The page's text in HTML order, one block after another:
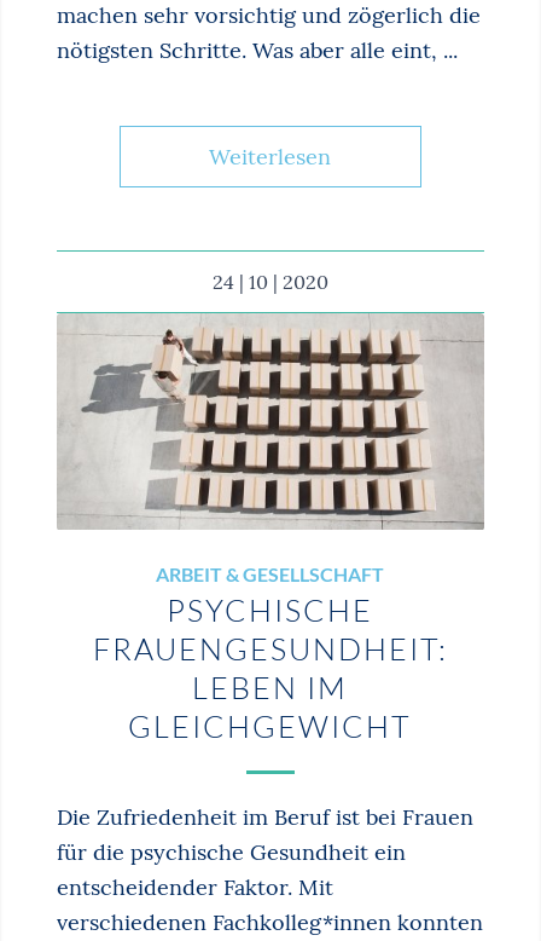
machen sehr vorsichtig und zögerlich die
nötigsten Schritte. Was aber alle eint, ...
Weiterlesen
24 | 10 | 2020
ARBEIT & GESELLSCHAFT
PSYCHISCHE
FRAUENGESUNDHEIT:
LEBEN IM
GLEICHGEWICHT
Die Zufriedenheit im Beruf ist bei Frauen
für die psychische Gesundheit ein
entscheidender Faktor. Mit
verschiedenen Fachkolleg*innen konnten